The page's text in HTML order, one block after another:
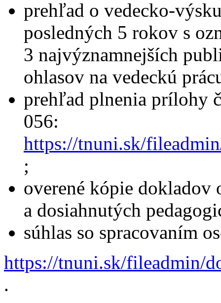
prehľad o vedecko-
posledných 5 rokov s
3 najvýznamnejších
ohlasov na vedeckú
prehľad plnenia prílohy
056:
https://tnuni.sk/
;
overené kópie dokladov
a dosiahnutých
súhlas so spracovaním
https://tnuni.sk/fileadmin/
.